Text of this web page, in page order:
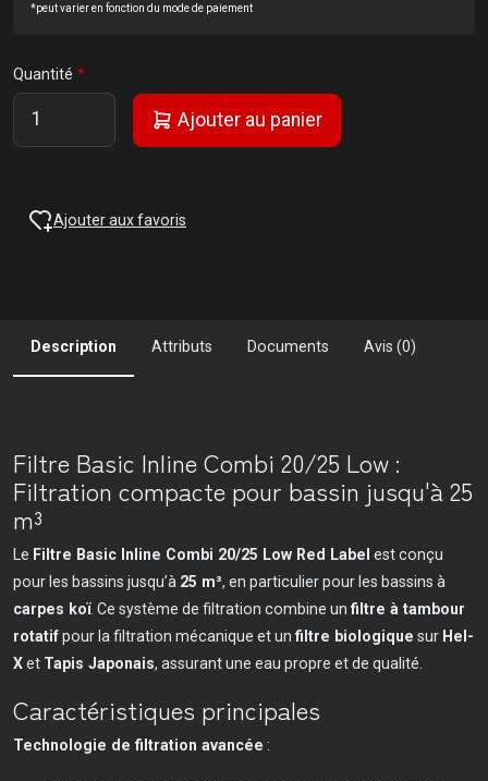
*peut varier en fonction du mode de paiement
Quantité
Ajouter au panier
Ajouter aux favoris
Description Attributs Documents Avis (0)
Filtre Basic Inline Combi 20/25 Low :
Filtration compacte pour bassin jusqu'à 25
m³
Le Filtre Basic Inline Combi 20/25 Low Red Label est conçu
pour les bassins jusqu’à 25 m³, en particulier pour les bassins à
carpes koï. Ce système de filtration combine un filtre à tambour
rotatifpour la filtration mécanique et un filtre biologique sur Hel-
Xet Tapis Japonais, assurant une eau propre et de qualité.
Caractéristiques principales
Technologie de filtration avancée :